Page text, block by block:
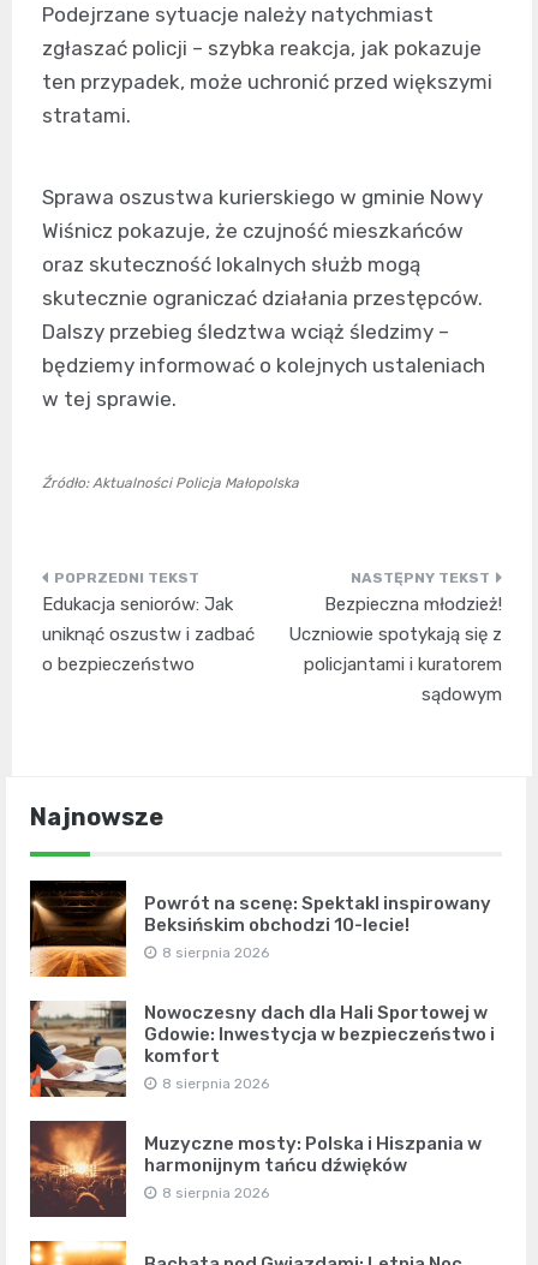
Podejrzane sytuacje należy natychmiast
zgłaszać policji – szybka reakcja, jak pokazuje
ten przypadek, może uchronić przed większymi
stratami.
Sprawa oszustwa kurierskiego w gminie Nowy
Wiśnicz pokazuje, że czujność mieszkańców
oraz skuteczność lokalnych służb mogą
skutecznie ograniczać działania przestępców.
Dalszy przebieg śledztwa wciąż śledzimy –
będziemy informować o kolejnych ustaleniach
w tej sprawie.
Źródło: Aktualności Policja Małopolska
Nawigacja
wpisu
Edukacja seniorów: Jak
uniknąć oszustw i zadbać
o bezpieczeństwo
Bezpieczna młodzież!
Uczniowie spotykają się z
policjantami i kuratorem
sądowym
Najnowsze
Powrót na scenę: Spektakl inspirowany
Beksińskim obchodzi 10-lecie!
8 sierpnia 2026
Nowoczesny dach dla Hali Sportowej w
Gdowie: Inwestycja w bezpieczeństwo i
komfort
8 sierpnia 2026
Muzyczne mosty: Polska i Hiszpania w
harmonijnym tańcu dźwięków
8 sierpnia 2026